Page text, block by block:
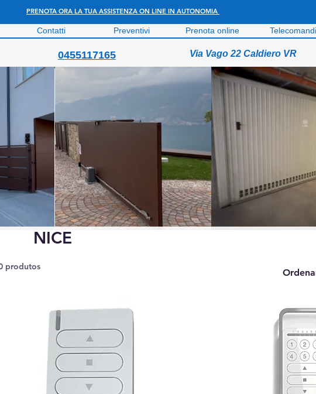
PRENOTA ORA LA TUA ASSISTENZA ON LINE IN AUTONOMIA
Contatti Preventivi Prenota online Telecomandi
0455117165 Via Vago 22 Caldiero VR
NICE
produtos